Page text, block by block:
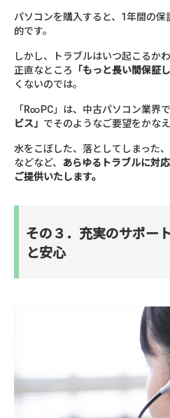
パソコンを購入すると、1年間の
的です。
しかし、トラブルはいつ起こるか
正直なところ
「もっと長い間保証
くないのでは。
「R∞PC」は、中古パソコン業界
ビス」 でそのようなご要望をかなえ
水をこぼした、落としてしまった
などなど、
あらゆるトラブルに対
ご提供いたします。
その３．充実のサポー
と安心